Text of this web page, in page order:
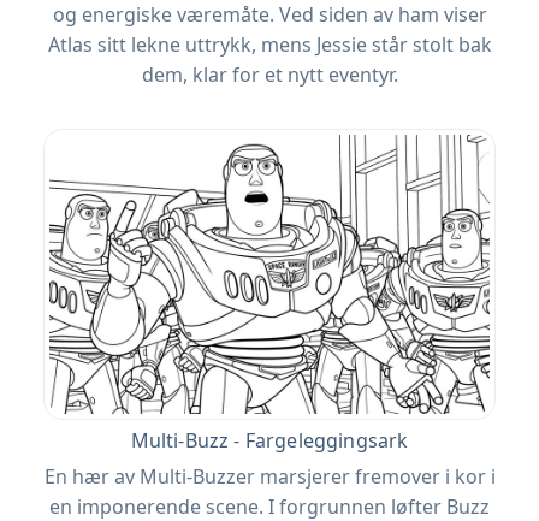
og energiske væremåte. Ved siden av ham viser
Atlas sitt lekne uttrykk, mens Jessie står stolt bak
dem, klar for et nytt eventyr.
Multi-Buzz - Fargeleggingsark
En hær av Multi-Buzzer marsjerer fremover i kor i
en imponerende scene. I forgrunnen løfter Buzz